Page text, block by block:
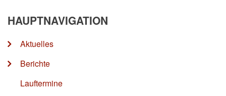
HAUPTNAVIGATION
Aktuelles
Berichte
Lauftermine